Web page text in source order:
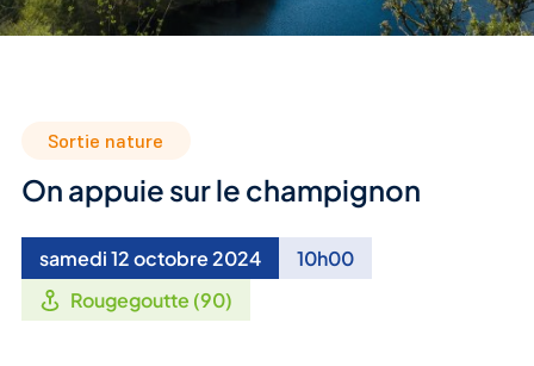
Sortie nature
On appuie sur le champignon
samedi 12 octobre 2024
10h00
Rougegoutte (90)